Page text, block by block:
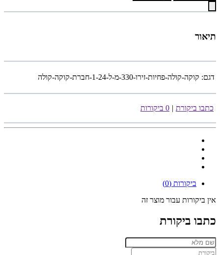
תיאור
דגם: קוקה-קולה-פחיות-זירו-330-מ-ל-1-24-חברת-קוקה-קולה
כתבו ביקורת | 0 ביקורות
ביקורות (0)
אין ביקורות עבור מוצר זה
כתבו ביקורת